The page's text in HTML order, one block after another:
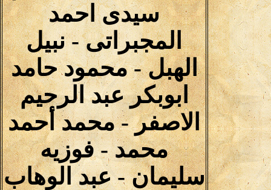
سيدى احمد
المجبراتى - نبيل
الهبل - محمود حامد
ابوبكر عبد الرحيم
الاصفر - محمد أحمد
محمد - فوزيه
سليمان - عبد الوهاب